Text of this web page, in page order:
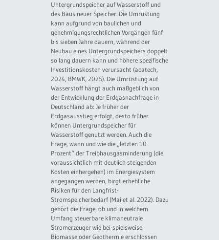
Untergrundspeicher auf Wasserstoff und
des Baus neuer Speicher. Die Umrüstung
kann aufgrund von baulichen und
genehmigungsrechtlichen Vorgängen fünf
bis sieben Jahre dauern, während der
Neubau eines Untergrundspeichers doppelt
so lang dauern kann und höhere spezifische
Investitionskosten verursacht (acatech,
2024, BMWK, 2025). Die Umrüstung auf
Wasserstoff hängt auch maßgeblich von
der Entwicklung der Erdgasnachfrage in
Deutschland ab: Je früher der
Erdgasausstieg erfolgt, desto früher
können Untergrundspeicher für
Wasserstoff genutzt werden. Auch die
Frage, wann und wie die „letzten 10
Prozent“ der Treibhausgasminderung (die
voraussichtlich mit deutlich steigenden
Kosten einhergehen) im Energiesystem
angegangen werden, birgt erhebliche
Risiken für den Langfrist-
Stromspeicherbedarf (Mai et al. 2022). Dazu
gehört die Frage, ob und in welchem
Umfang steuerbare klimaneutrale
Stromerzeuger wie bei-spielsweise
Biomasse oder Geothermie erschlossen